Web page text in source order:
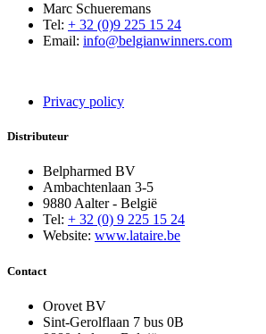
Marc Schueremans
Tel: + 32 (0)9 225 15 24
Email: info@belgianwinners.com
Privacy policy
Distributeur
Belpharmed BV
Ambachtenlaan 3-5
9880 Aalter - België
Tel: + 32 (0) 9 225 15 24
Website: www.lataire.be
Contact
Orovet BV
Sint-Gerolflaan 7 bus 0B